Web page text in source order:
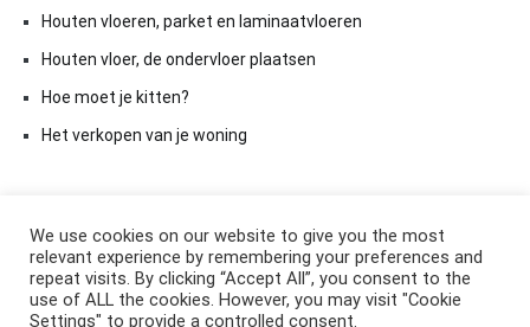
Houten vloeren, parket en laminaatvloeren
Houten vloer, de ondervloer plaatsen
Hoe moet je kitten?
Het verkopen van je woning
We use cookies on our website to give you the most
relevant experience by remembering your preferences and
repeat visits. By clicking “Accept All”, you consent to the
use of ALL the cookies. However, you may visit "Cookie
Settings" to provide a controlled consent.